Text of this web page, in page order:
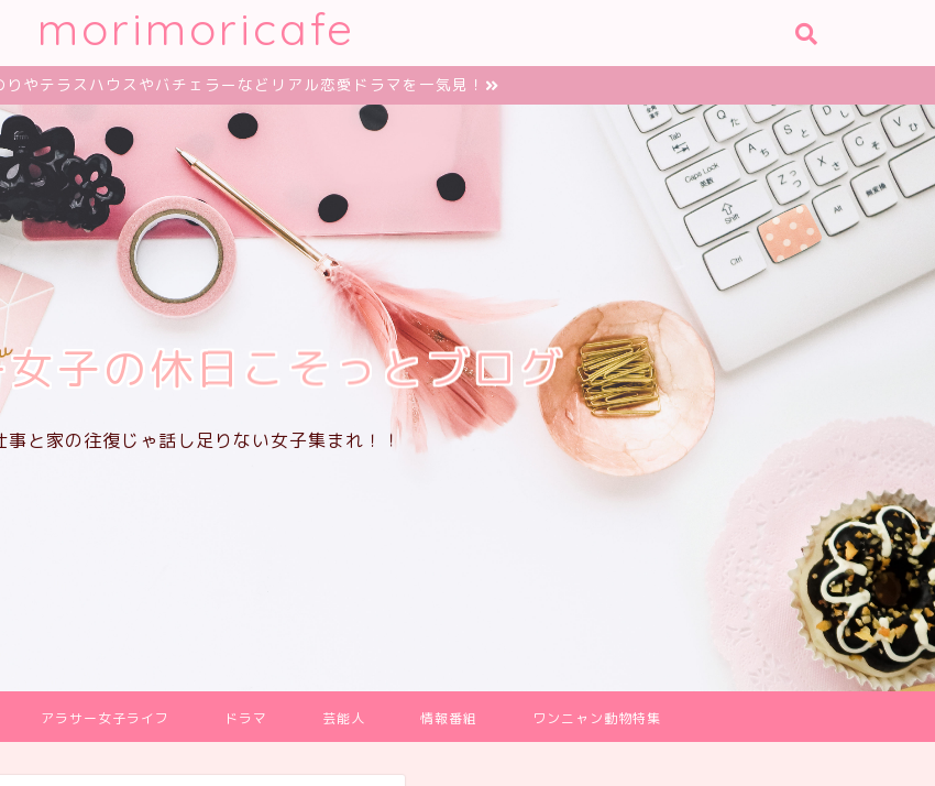
morimoricafe
やテラスハウスやバチェラーなどリアル恋愛ドラマを一気見！
子の休日こそっとブログ
事と家の往復じゃ話し足りない女子集まれ！！
アラサー女子ライフ ドラマ 芸能人 情報番組 ワンニャン動物特集